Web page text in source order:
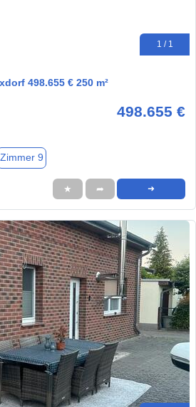
1 / 1
498.655 € 250 m²
498.655 €
Zimmer 9
★ ➦ ➜